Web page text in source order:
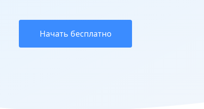
Начать бесплатно